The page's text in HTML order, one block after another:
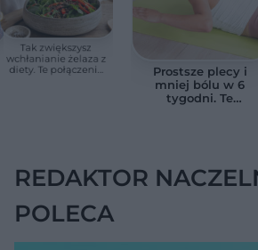
Tak zwiększysz
wchłanianie żelaza z
diety. Te połączenia
Prostsze plecy i
mniej bólu w 6
tygodni. Te
REDAKTOR
POLECA